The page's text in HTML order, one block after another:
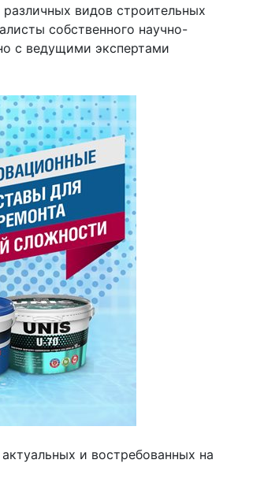
видов строительных
собственного научно-
с ведущими экспертами
и востребованных на